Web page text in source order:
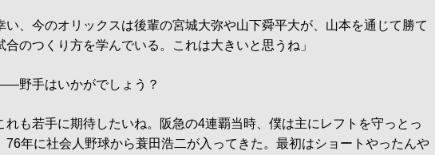
、今のオリックスは後輩の宮城大弥や山下舜平大が、山本を通じて勝て
合のつくり方を学んでいる。これは大きいと思うね」
野手はいかがでしょう？
れも若手に期待したいね。阪急の4連覇当時、僕は主にレフトを守っとっ
76年に社会人野球から蓑田浩二が入ってきた。最初はショートやったんや